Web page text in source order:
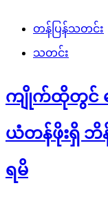
တန်ပြန်သတင်း
သတင်း
ကျိုက်ထိုတွင် ငွ
ယံတန်ဖိုးရှိ ဘိ
ရမိ